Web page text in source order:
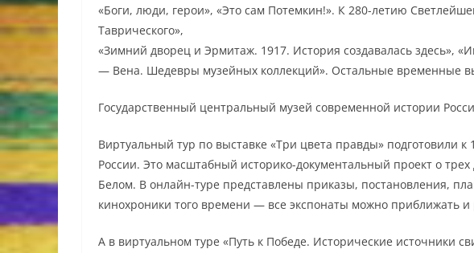
«Боги, люди, герои», «Это сам Потемкин!». К 280-летию
Таврического»,
«Зимний дворец и Эрмитаж. 1917. История создавалась здесь»,
— Вена. Шедевры музейных коллекций». Остальные временные
Государственный центральный музей современной истории
Виртуальный тур по выставке «Три цвета правды» подготовили
России. Это масштабный историко-документальный проект о
Белом. В онлайн-туре представлены приказы, постановления,
кинохроники того времени — все экспонаты можно приближать и
А в виртуальном туре «Путь к Победе. Исторические источники